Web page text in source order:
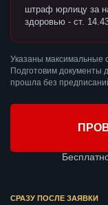
штраф юрлицу за
здоровью - ст.
Указаны максимальные
Подготовим документы
прошла без
СРАЗУ ПОСЛЕ ЗАЯВКИ